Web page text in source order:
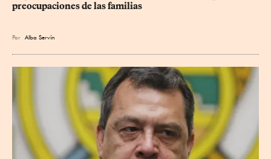
preocupaciones de las familias
Por Alba Servín